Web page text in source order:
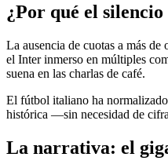
¿Por qué el
La ausencia de cuotas a más
el Inter inmerso en múltiples
suena en las charlas de café.
El fútbol italiano ha
histórica —sin necesidad de
La narrativa: el